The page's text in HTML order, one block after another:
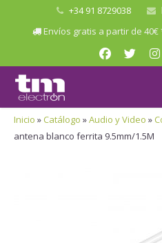
+34 91 8729038
Envíos gratis a partir de 40€
Inicio » Catálogo »Audio y Video »
antena blanco ferrita 9.5mm/1.5M